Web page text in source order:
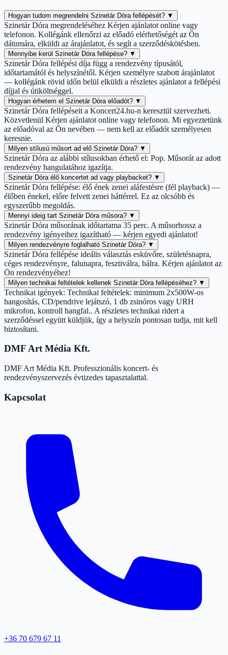
Hogyan tudom megrendelni Szinetár Dóra fellépését? ▼
Szinetár Dóra megrendeléséhez Kérjen ajánlatot online vagy
telefonon. Kollégánk ellenőrzi az előadó elérhetőségét az Ön
dátumára, elküldi az árajánlatot, és segít a szerződéskötésben.
Mennyibe kerül Szinetár Dóra fellépése? ▼
Szinetár Dóra fellépési díja függ a rendezvény típusától,
időtartamától és helyszínétől. Kérjen személyre szabott árajánlatot
— kollégánk rövid időn belül elküldi a részletes ajánlatot a fellépési
díjjal és útiköltséggel.
Hogyan érhetem el Szinetár Dóra előadót? ▼
Szinetár Dóra fellépéseit a Koncert24.hu-n keresztül szervezheti.
Közvetlenül Kérjen ajánlatot online vagy telefonon. Mi egyeztetünk
az előadóval az Ön nevében — nem kell az előadót személyesen
keresnie.
Milyen stílusú műsort ad elő Szinetár Dóra? ▼
Szinetár Dóra az alábbi stílusokban érhető el: Pop. Műsorát az adott
rendezvény hangulatához igazítja.
Szinetár Dóra élő koncertet ad vagy playbacket? ▼
Szinetár Dóra fellépése: élő ének zenei aláfestésre (fél playback) —
élőben énekel, előre felvett zenei háttérrel. Ez az olcsóbb és
egyszerűbb megoldás.
Mennyi ideig tart Szinetár Dóra műsora? ▼
Szinetár Dóra műsorának időtartama 35 perc. A műsorhossz a
rendezvény igényeihez igazítható — kérjen egyedi ajánlatot!
Milyen rendezvényre foglalható Szinetár Dóra? ▼
Szinetár Dóra fellépése ideális választás esküvőre, születésnapra,
céges rendezvényre, falunapra, fesztiválra, bálra. Kérjen ajánlatot az
Ön rendezvényéhez!
Milyen technikai feltételek kellenek Szinetár Dóra fellépéséhez? ▼
Technikai igények: Technikai feltételek: minimum 2x500W-os
hangosítás, CD/pendrive lejátszó, 1 db zsinóros vagy URH
mikrofon, kontroll hangfal.. A részletes technikai ridert a
szerződéssel együtt küldjük, így a helyszín pontosan tudja, mit kell
biztosítani.
DMF Art Média Kft.
DMF Art Média Kft. Professzionális koncert- és
rendezvényszervezés évtizedes tapasztalattal.
Kapcsolat
+36 70 679 67 11